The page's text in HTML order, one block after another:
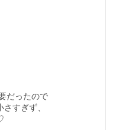
だったので
すぎず、